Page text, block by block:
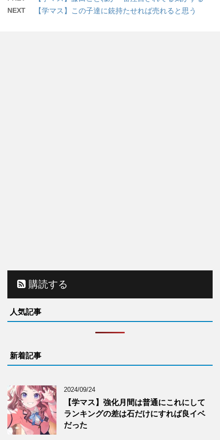
NEXT 【学マス】この子達に銃持たせれば売れると思う
購読する
人気記事
新着記事
2024/09/24
【学マス】強化月間は普通にこれにして
ランキングの差は石だけにすれば良イベ
だった